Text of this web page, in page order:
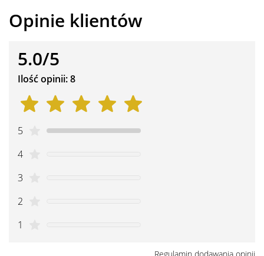
Opinie klientów
5.0/5
Ilość opinii: 8
5
4
3
2
1